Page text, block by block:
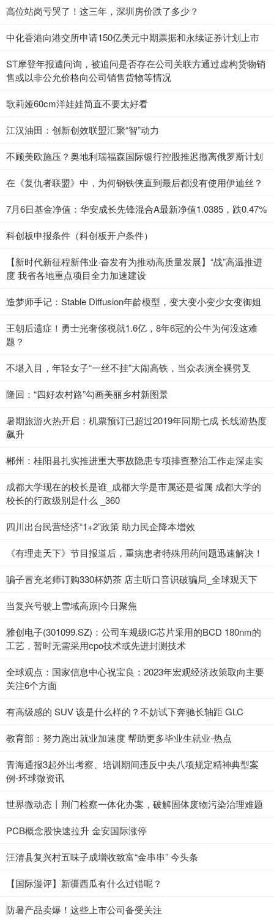
高位站岗亏哭了！这三年，深圳房价跌了多少？
中化香港向港交所申请150亿美元中期票据和永续证券计划上市
ST摩登年报遭问询，被追问是否存在公司关联方通过虚构货物销
售或以非公允价格向公司销售货物等情况
歌莉娅60cm洋娃娃简直不要太好看
江汉油田：创新创效联盟汇聚“智”动力
不顾美欧施压？奥地利瑞福森国际银行控股推迟撤离俄罗斯计划
在《复仇者联盟》中，为何钢铁侠直到最后都没有使用伊迪丝？
7月6日基金净值：华安成长先锋混合A最新净值1.0385，跌0.47%
科创板申报条件（科创板开户条件）
【新时代新征程新伟业·奋发有为推动高质量发展】“战”高温推进
度 我省各地重点项目全力加速建设
造梦师手记：Stable Diffusion年龄模型，变大变小变少女变御姐
王朝后遗症！勇士光奢侈税就1.6亿，8年6冠的公牛为何没这难
题？
不堪入目，年轻女子“一丝不挂”大闹高铁，当众表演全裸劈叉
隆回：“四好农村路”勾画美丽乡村新图景
暑期旅游火热开启：机票预订已超过2019年同期七成 长线游热度
飙升
郴州：桂阳县扎实推进重大事故隐患专项排查整治工作走深走实
成都大学现在的校长是谁_成都大学是市属还是省属 成都大学的
校长的行政级别是什么 _360
四川出台民营经济“1+2”政策 助力民企降本增效
《有理走天下》节目报道后，重病患者特殊用药问题迅速解决！
骗子冒充老师订购330杯奶茶 店主听口音识破骗局_全球观天下
当复兴号驶上雪域高原|今日聚焦
雅创电子(301099.SZ)：公司车规级IC芯片采用的BCD 180nm的
工艺，暂时无需采用cpo技术或先进封测技术
全球观点：国家信息中心祝宝良：2023年宏观经济政策取向主要
关注6个方面
有高级感的 SUV 该是什么样的？不妨试下奔驰长轴距 GLC
教育部：努力跑出就业加速度 帮助更多毕业生就业-热点
青海通报3起外出考察、培训期间违反中央八项规定精神典型案
例-环球微资讯
世界微动态丨荆门检察一体化办案，破解固体废物污染治理难题
PCB概念股快速拉升 金安国际涨停
汪清县复兴村五味子成增收致富“金串串” 今头条
【国际漫评】新疆西瓜有什么过错呢？
防暑产品卖爆！这些上市公司备受关注